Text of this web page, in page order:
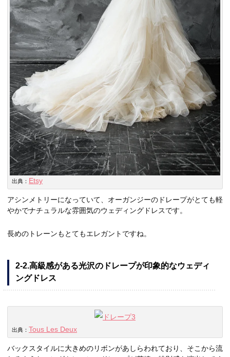
出典： Etsy
アシンメトリーになっていて、オーガンジーのドレープがとても軽
やかでナチュラルな雰囲気のウェディングドレスです。
長めのトレーンもとてもエレガントですね。
2-2.高級感がある光沢のドレープが印象的なウェディ
ングドレス
出典： Tous Les Deux
バックスタイルに大きめのリボンがあしらわれており、そこから流